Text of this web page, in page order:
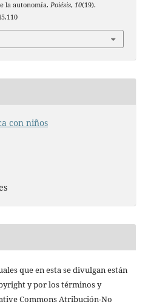
la autonomía. Poiésis, 10(19).
con niños
que en esta se divulgan están
y por los términos y
Commons Atribución-No